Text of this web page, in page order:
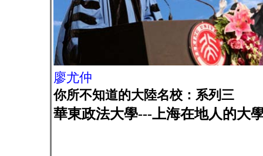
廖尤仲
你所不知道的大陸名校：系列三
華東政法大學---上海在地人的大